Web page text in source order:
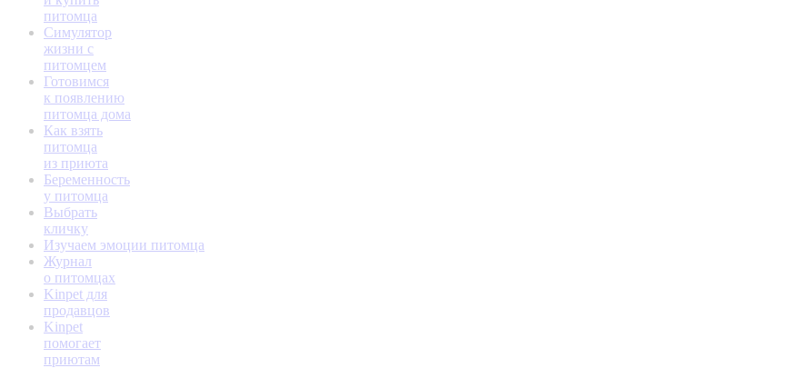
питомца
Симулятор
жизни с
питомцем
Готовимся
к появлению
питомца дома
Как взять
питомца
из приюта
Беременность
у питомца
Выбрать
кличку
Изучаем эмоции питомца
Журнал
о питомцах
Kinpet для
продавцов
Kinpet
помогает
приютам